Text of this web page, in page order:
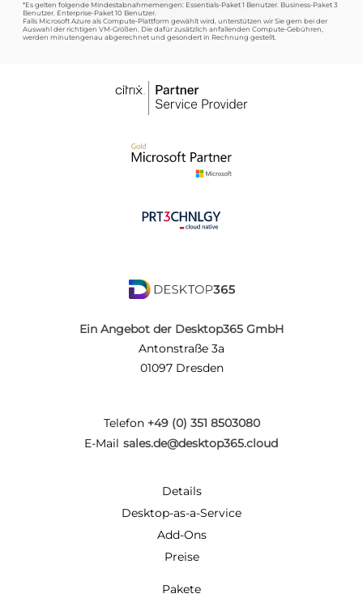
*Es gelten folgende Mindestabnahmemengen: Essentials-Paket 1 Benutzer. Business-Paket 3
Benutzer. Enterprise-Paket 10 Benutzer.
Falls Microsoft Azure als Compute-Plattform gewählt wird, unterstützen wir Sie gern bei der
Auswahl der richtigen VM-Größen. Die dafür zusätzlich anfallenden Compute-Gebühren,
werden minutengenau abgerechnet und gesondert in Rechnung gestellt.
Ein Angebot der Desktop365 GmbH
Antonstraße 3a
01097 Dresden
Telefon +49 (0) 351 8503080
E-Mail sales.de@desktop365.cloud
Details
Desktop-as-a-Service
Add-Ons
Preise
Pakete